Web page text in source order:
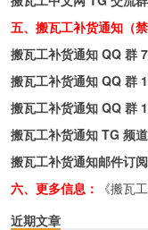
五、搬瓦工补货通知（
搬瓦工补货通知 QQ 群 7
搬瓦工补货通知 QQ 群
搬瓦工补货通知 QQ 群
搬瓦工补货通知 TG 频道
搬瓦工补货通知邮件订阅
六、更多信息：
《搬瓦
近期文章